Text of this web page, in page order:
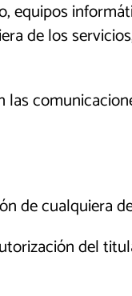
equipos
de los
de cualquiera
del